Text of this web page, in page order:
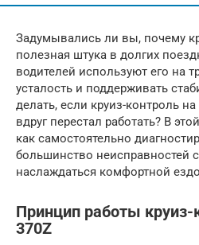
Задумывались ли вы, почему
полезная штука в долгих
водителей используют его на
усталость и поддерживать
делать, если круиз-контроль
вдруг перестал работать? В
как самостоятельно
большинство неисправностей
наслаждаться комфортной
Принцип работы круиз-
370Z